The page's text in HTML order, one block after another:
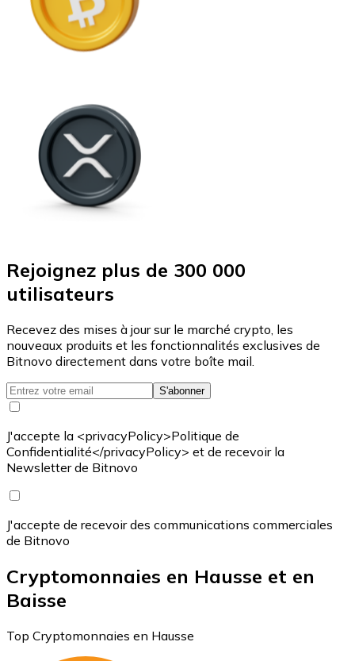
Rejoignez plus de 300 000
utilisateurs
Recevez des mises à jour sur le marché crypto, les
nouveaux produits et les fonctionnalités exclusives de
Bitnovo directement dans votre boîte mail.
S'abonner
J'accepte la <privacyPolicy>Politique de
Confidentialité</privacyPolicy> et de recevoir la
Newsletter de Bitnovo
J'accepte de recevoir des communications commerciales
de Bitnovo
Cryptomonnaies en Hausse et en
Baisse
Top Cryptomonnaies en Hausse